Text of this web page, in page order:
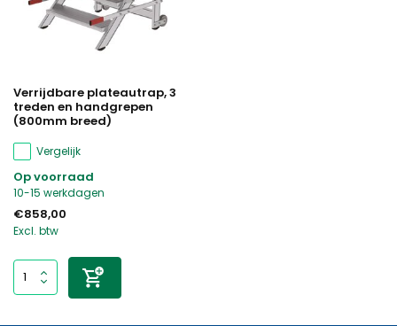
Verrijdbare plateautrap, 3
treden en handgrepen
(800mm breed)
Vergelijk
Op voorraad
10-15 werkdagen
€858,00
Excl. btw